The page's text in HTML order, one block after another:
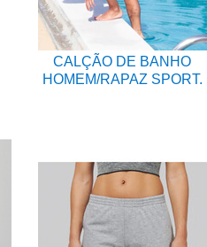
CALÇÃO DE BANHO
HOMEM/RAPAZ SPORT.